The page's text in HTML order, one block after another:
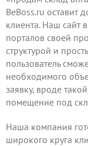
BeBoss.ru оставит
клиента. Наш сайт
порталов своей
структурой и
пользователь
необходимого
заявку, вроде
помещение под
Наша компания
широкого круга